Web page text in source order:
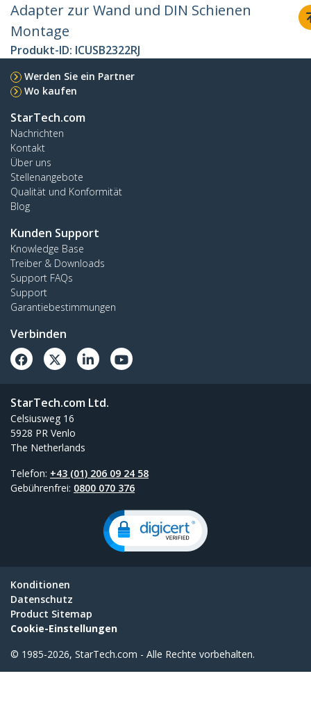
Adapter zur Wand und DIN Schienen
Montage
Produkt-ID: ICUSB2322RJ
Werden Sie ein Partner
Wo kaufen
StarTech.com
Nachrichten
Kontakt
Über uns
Stellenangebote
Qualität und Konformität
Blog
Kunden Support
Knowledge Base
Treiber & Downloads
Support FAQs
Support
Garantiebestimmungen
Verbinden
StarTech.com Ltd.
Celsiusweg 16
5928 PR Venlo
The Netherlands
Telefon: +43 (01) 206 09 24 58
Gebührenfrei: 0800 070 376
Konditionen
Datenschutz
Product Sitemap
Cookie-Einstellungen
© 1985-2026, StarTech.com - Alle Rechte vorbehalten.